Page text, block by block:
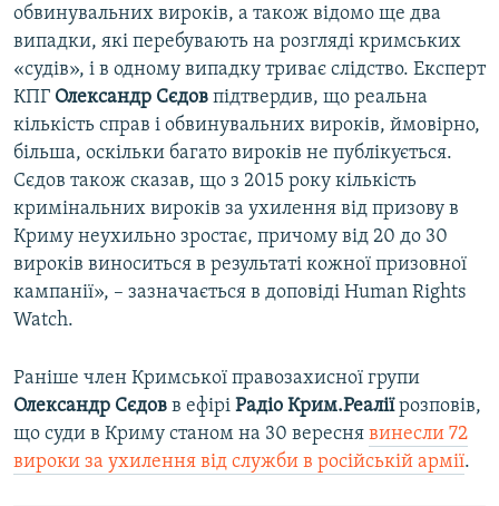
обвинувальних вироків, а також відомо ще два
випадки, які перебувають на розгляді кримських
«судів», і в одному випадку триває слідство. Експерт
КПГ Олександр Сєдов підтвердив, що реальна
кількість справ і обвинувальних вироків, ймовірно,
більша, оскільки багато вироків не публікується.
Сєдов також сказав, що з 2015 року кількість
кримінальних вироків за ухилення від призову в
Криму неухильно зростає, причому від 20 до 30
вироків виноситься в результаті кожної призовної
кампанії», – зазначається в доповіді Human Rights
Watch.
Раніше член Кримської правозахисної групи
Олександр Сєдов в ефірі Радіо Крим.Реаліїрозповів,
що суди в Криму станом на 30 вересня винесли 72
вироки за ухилення від служби в російській армії.